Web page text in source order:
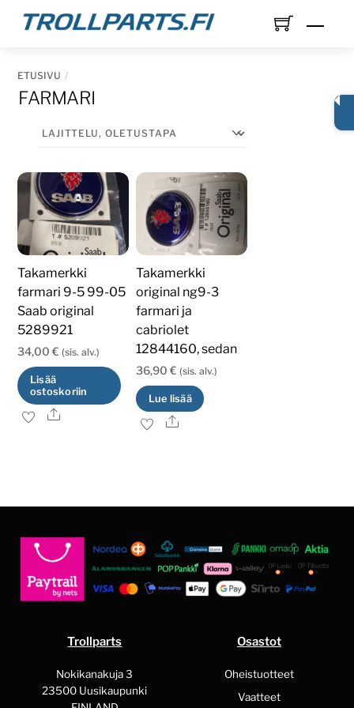
Skip
ETUSIVU
FARMARI
Takamerkki
farmari 9-5 99-05
Saab original
5289921
34,00€ (sis. alv.)
Lisää
ostoskoriin
Ale
Takamerkki
original ng9-3
farmari ja
cabriolet
12844160, sedan
36,90€ (sis. alv.)
Lue lisää
Ale
Trollparts
Nokikanakuja 3
23500 Uusikaupunki
Osastot
Oheistuotteet
Vaatteet